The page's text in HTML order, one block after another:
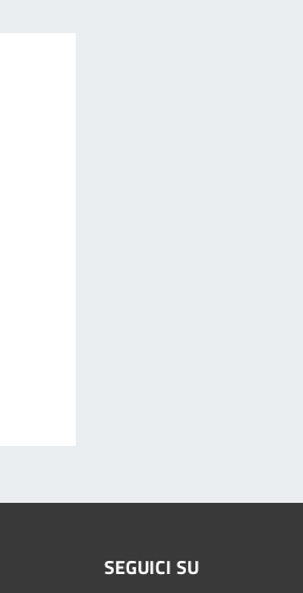
SEGUICI SU